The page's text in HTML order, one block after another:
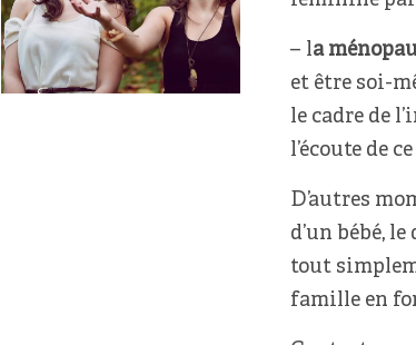
– la
et être soi-
le cadre de
l’écoute de
D’autres
d’un bébé,
tout
famille en